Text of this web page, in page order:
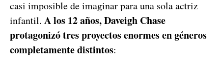
casi imposible de imaginar para una sola actriz
infantil. A los 12 años, Daveigh Chase
protagonizó tres proyectos enormes en géneros
completamente distintos: